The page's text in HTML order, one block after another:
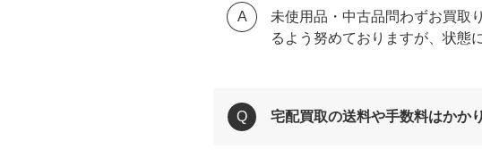
未使用品・中古品問わずお買取
るよう努めておりますが、状態
宅配買取の送料や手数料はかか